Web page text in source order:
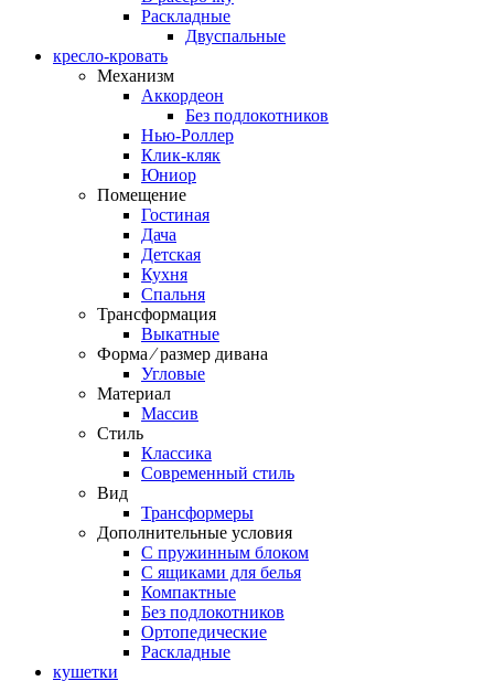
Раскладные
Двуспальные
кресло-кровать
Механизм
Аккордеон
Без подлокотников
Нью-Роллер
Клик-кляк
Юниор
Помещение
Гостиная
Дача
Детская
Кухня
Спальня
Трансформация
Выкатные
Форма ⁄ размер дивана
Угловые
Материал
Массив
Стиль
Классика
Современный стиль
Вид
Трансформеры
Дополнительные условия
С пружинным блоком
С ящиками для белья
Компактные
Без подлокотников
Ортопедические
Раскладные
кушетки